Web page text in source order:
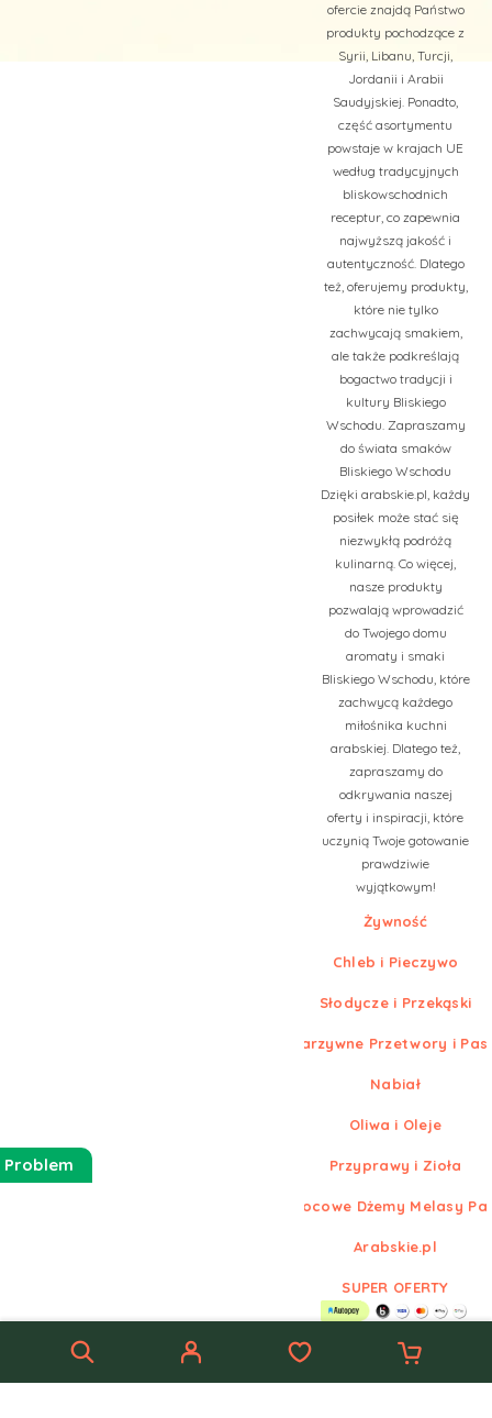
ofercie znajdą Państwo
produkty pochodzące z
Syrii, Libanu, Turcji,
Jordanii i Arabii
Saudyjskiej. Ponadto,
część asortymentu
powstaje w krajach UE
według tradycyjnych
bliskowschodnich
receptur, co zapewnia
najwyższą jakość i
autentyczność. Dlatego
też, oferujemy produkty,
które nie tylko
zachwycają smakiem,
ale także podkreślają
bogactwo tradycji i
kultury Bliskiego
Wschodu. Zapraszamy
do świata smaków
Bliskiego Wschodu
Dzięki arabskie.pl, każdy
posiłek może stać się
niezwykłą podróżą
kulinarną. Co więcej,
nasze produkty
pozwalają wprowadzić
do Twojego domu
aromaty i smaki
Bliskiego Wschodu, które
zachwycą każdego
miłośnika kuchni
arabskiej. Dlatego też,
zapraszamy do
odkrywania naszej
oferty i inspiracji, które
uczynią Twoje gotowanie
prawdziwie
wyjątkowym!
Żywność
Chleb i Pieczywo
Słodycze i Przekąski
Warzywne Przetwory i
Nabiał
Oliwa i Oleje
Przyprawy i Zioła
Owocowe Dżemy Melasy
Arabskie.pl
SUPER OFERTY
Arabskie.pl
Problem